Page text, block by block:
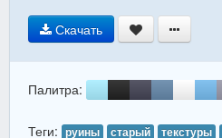
Скачать
Палитра:
Теги: руины старый текстуры